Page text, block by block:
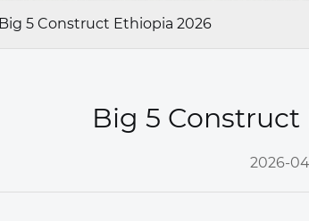
Big 5 Construct Ethiopia 2026
Big 5
2026-